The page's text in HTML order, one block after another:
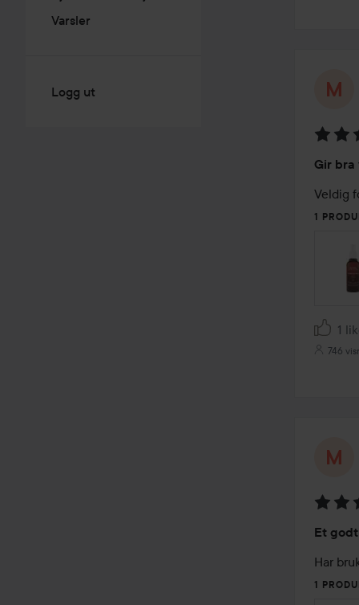
Varsler
Logg ut
4
av
5
Gir bra
1
1
746
4
av
5
Et
Har
1